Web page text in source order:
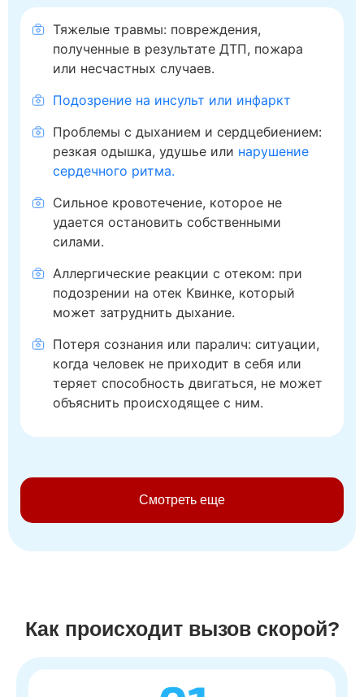
Тяжелые травмы: повреждения,
полученные в результате ДТП, пожара
или несчастных случаев.
Подозрение на инсульт или инфаркт
Проблемы с дыханием и сердцебиением:
резкая одышка, удушье или нарушение
сердечного ритма.
Сильное кровотечение, которое не
удается остановить собственными
силами.
Аллергические реакции с отеком: при
подозрении на отек Квинке, который
может затруднить дыхание.
Потеря сознания или паралич: ситуации,
когда человек не приходит в себя или
теряет способность двигаться, не может
объяснить происходящее с ним.
Смотреть еще
Как происходит вызов скорой?